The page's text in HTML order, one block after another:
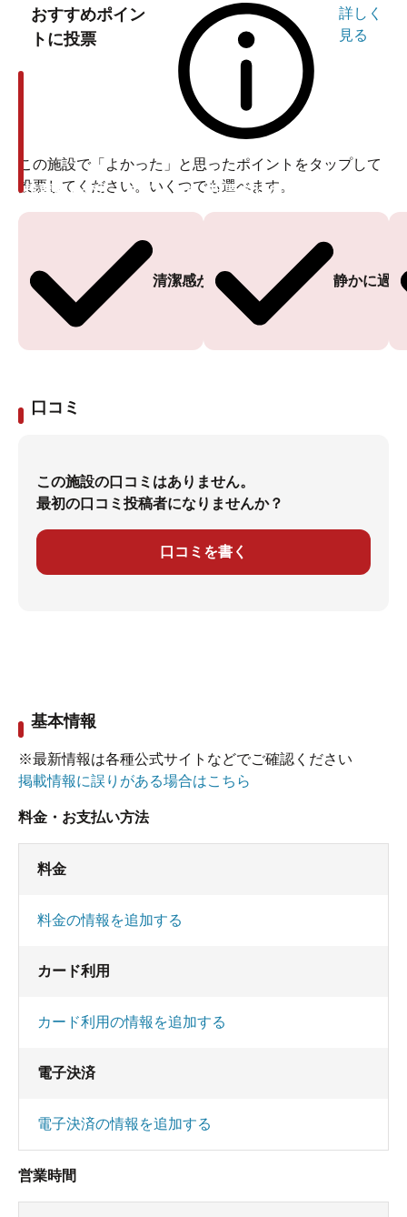
おすすめポイン
トに投票
詳しく
見る
この施設で「よかった」と思ったポイントをタップして
投票してください。いくつでも選べます。
清潔感がある
投票ありがとうございます
静かに過
投票ありがとうございます
口コミ
この施設の口コミはありません。
最初の口コミ投稿者になりませんか？
口コミを書く
基本情報
※最新情報は各種公式サイトなどでご確認ください
掲載情報に誤りがある場合はこちら
料金・お支払い方法
料金
料金の情報を追加する
カード利用
カード利用の情報を追加する
電子決済
電子決済の情報を追加する
営業時間